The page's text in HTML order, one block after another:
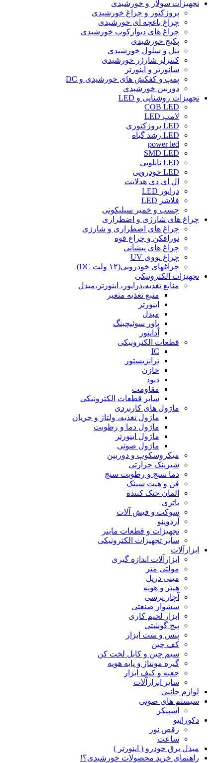
تجهیزات سولار و خورشیدی
پروژکتور و چراغ خورشیدی
چراغ باغچه ای خورشیدی
چراغ های دیوارکوب خورشیدی
پکیج خورشیدی
پنل و سلول خورشیدی
کنترلر شارژر خورشیدی
سانورتر و اینورتر
پمپ و کفکش های خورشیدی و DC
دوربین خورشیدی
تجهیزات روشنایی و LED
COB LED
لامپ LED
LED پروژکتوری
LED رشد گیاه
power led
SMD LED
LED تابلویی
LED خودرویی
ال ای دی هدلایت
درایور LED
فلاشر LED
چسب و خمیر سیلیکونی
چراغ های شارژی و اضطراری
چراغ های اضطراری و شارژی
نورافکن و چراغ قوه
چراغ های پیشانی
چراغ یووی UV
چراغهای خودرویی(۱۲ ولت DC)
تجهیزات الکترونیکی
منابع تغذیه،درایور، اینورتر،مبدل
منبع تغذیه متغیر
اینورتر
مبدل
پاور سوئیچینگ
آداپتور
قطعات الکترونیکی
IC
ترانزیستور
خازن
دیود
مقاومت
سایر قطعات الکترونیکی
ماژول های کاربردی
ماژول تغذیه، ولتاژ و جریان
ماژول دما و رطوبت
ماژول اینورتر
ماژول صوتی
میکروسکوپ و دوربین
شیرینک حرارتی
دما سنج و رطوبت سنج
فن و هیت سینک
المان خنک کننده
باتری
سوکت و فیش آلات
آردوینو
تجهیزات و قطعات ماینر
سایر تجهیزات الکترونیکی
ابزارآلات
ابزارآلات اندازه گیری
مولتی متر
مینی دریل
هیتر و هویه
آچار پرسی
سشوار صنعتی
ابزار لحیم کاری
پیچ گوشتی
پنس و ست ابزار
کف چین
سیم چین و کابل لخت کن
گیره مونتاژ و پایه هویه
جعبه و کیف ابزار
سایر ابزارآلات
لوازم جانبی
سیستم های صوتی
اسپیکر
دکوراتیو
رقص نور
ساعت
مبدل برق خودرو ( اینورتر )
راهنمای خرید محصولات خورشیدی؟!